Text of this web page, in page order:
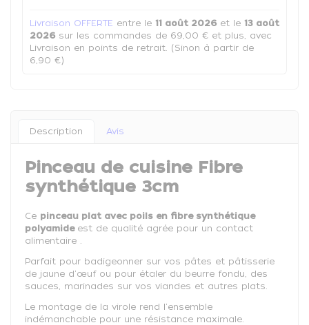
Livraison OFFERTE entre le 11 août 2026 et le 13 août
2026 sur les commandes de 69,00 € et plus, avec
Livraison en points de retrait. (Sinon à partir de
6,90 €)
Description Avis
Pinceau de cuisine Fibre
synthétique 3cm
Ce pinceau plat avec poils en fibre synthétique
polyamide est de qualité agrée pour un contact
alimentaire .
Parfait pour badigeonner sur vos pâtes et pâtisserie
de jaune d'œuf ou pour étaler du beurre fondu, des
sauces, marinades sur vos viandes et autres plats.
Le montage de la virole rend l'ensemble
indémanchable pour une résistance maximale.